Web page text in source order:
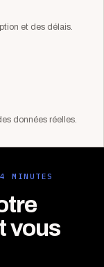
et des délais.
données réelles.
MINUTES
vous